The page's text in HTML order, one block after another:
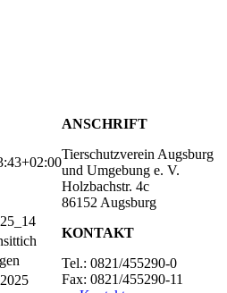
ANSCHRIFT
Tierschutzverein Augsburg
und Umgebung e. V.
Holzbachstr. 4c
86152 Augsburg
KONTAKT
Tel.: 0821/455290-0
Fax: 0821/455290-11